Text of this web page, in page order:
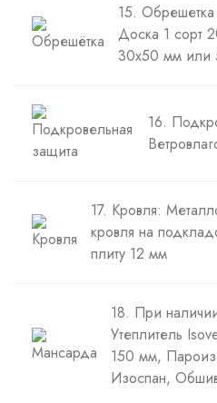
15. Обрешетка
Доска 1 сорт
30х50 мм или
16.
17. Кровля:
кровля на
плиту 12 мм
18. При
Утеплитель
150 мм,
Изоспан,